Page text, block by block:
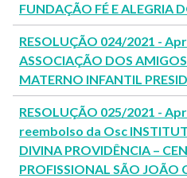
FUNDAÇÃO FÉ E ALEGRIA
RESOLUÇÃO 024/2021 -
ASSOCIAÇÃO DOS
MATERNO INFANTIL
RESOLUÇÃO 025/2021 -
reembolso da Osc
DIVINA PROVIDÊNCIA –
PROFISSIONAL SÃO JOÃO